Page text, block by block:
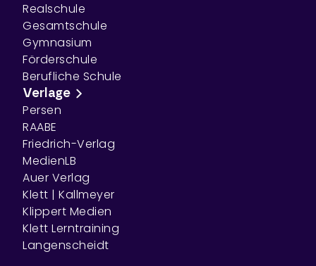
Realschule
Gesamtschule
Gymnasium
Förderschule
Berufliche Schule
Verlage
Persen
RAABE
Friedrich-Verlag
MedienLB
Auer Verlag
Klett | Kallmeyer
Klippert Medien
Klett Lerntraining
Langenscheidt